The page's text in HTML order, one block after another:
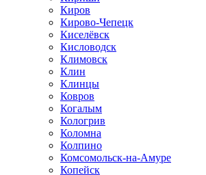
Киров
Кирово-Чепецк
Киселёвск
Кисловодск
Климовск
Клин
Клинцы
Ковров
Когалым
Кологрив
Коломна
Колпино
Комсомольск-на-Амуре
Копейск